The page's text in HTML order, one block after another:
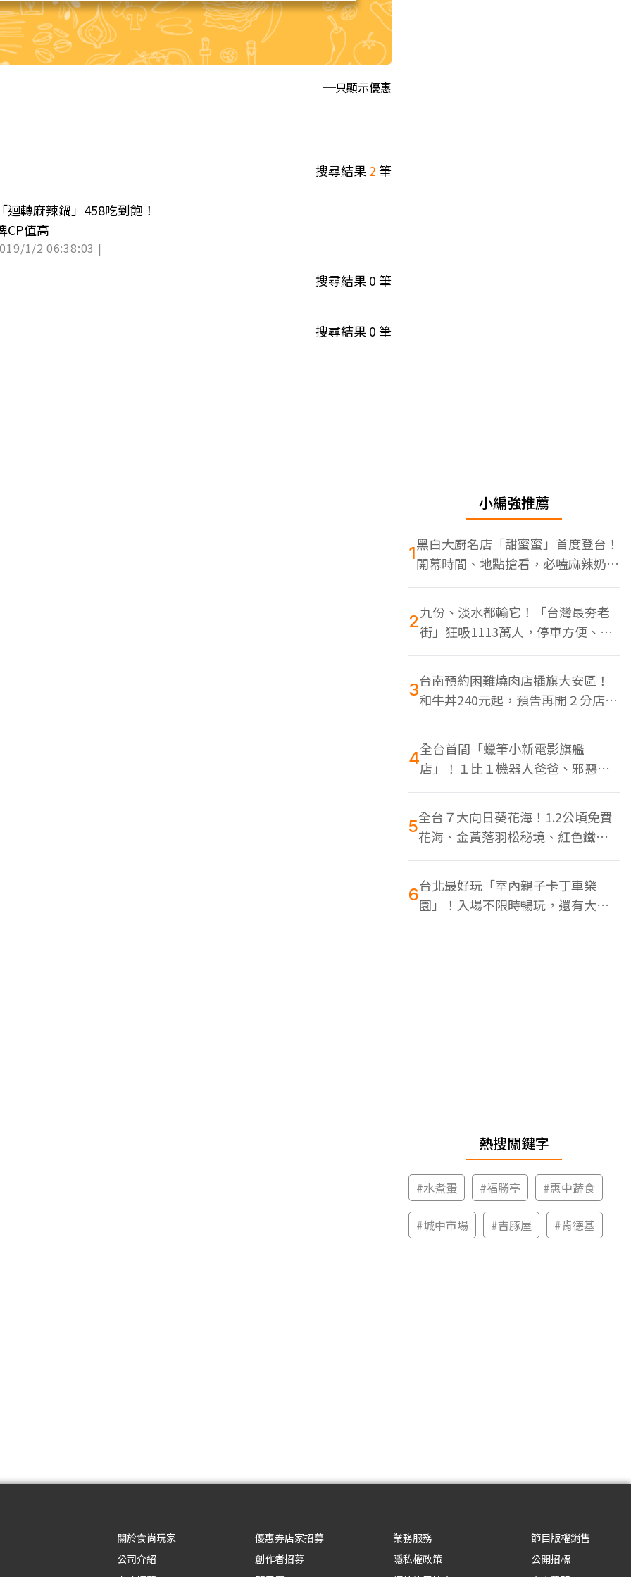
只顯示優惠
搜尋結果2筆
迴轉麻辣鍋」458吃到飽！
CP值高
1/2 06:38:03 |
搜尋結果0筆
搜尋結果0筆
小編強推薦
1黑白大廚名店「甜蜜蜜」首度登台！
開幕時間、地點搶看，必嗑麻辣奶油
蝦
2九份、淡水都輸它！「台灣最夯老
街」狂吸1113萬人，停車方便、特
色美食多
3台南預約困難燒肉店插旗大安區！
和牛丼240元起，預告再開２分店、
地點曝光
4全台首間「蠟筆小新電影旗艦
店」！１比１機器人爸爸、邪惡正
男，百款周邊買翻
5全台７大向日葵花海！1.2公頃免費
花海、金黃落羽松秘境、紅色鐵橋
同框
6台北最好玩「室內親子卡丁車樂
園」！入場不限時暢玩，還有大螢
幕Switch遊戲區
熱搜關鍵字
#水煮蛋 #福勝亭 #惠中蔬食
#城中市場 #吉豚屋 #肯德基
關於食尚玩家
公司介紹
優惠券店家招募
創作者招募
業務服務
隱私權政策
節目版權銷售
公開招標